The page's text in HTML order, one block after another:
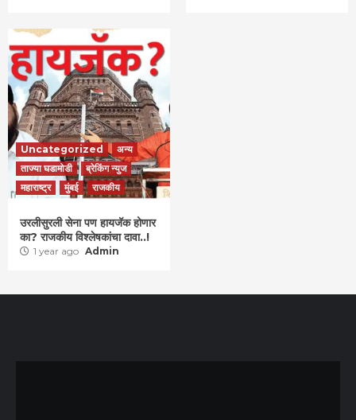
Uncategorized
अन्य
ताज्या घडामोडी
ब्रेकिंग न्युज
महाराष्ट्र
मुंबई राजकीय
उरलीसुरली सेना पण हायजॅक होणार
का? राजकीय विश्लेषकांचा दावा..!
1 year ago Admin